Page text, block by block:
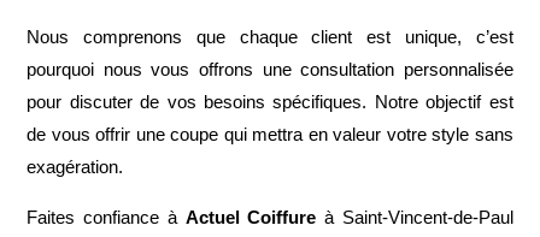
Nous comprenons que chaque client est unique, c’est
pourquoi nous vous offrons une consultation personnalisée
pour discuter de vos besoins spécifiques. Notre objectif est
de vous offrir une coupe qui mettra en valeur votre style sans
exagération.
Faites confiance à Actuel Coiffure à Saint-Vincent-de-Paul